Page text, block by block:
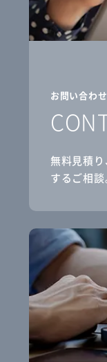
お問い合わせ
無料見積
するご相談